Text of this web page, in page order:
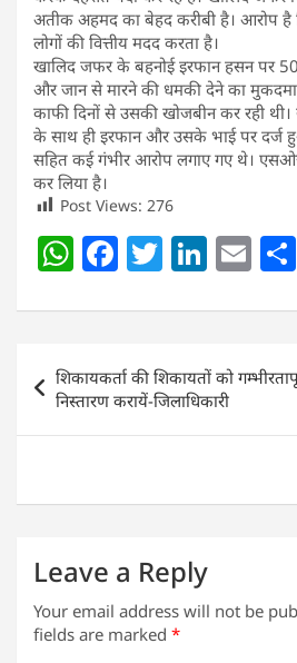
अतीक अहमद का बेहद करीबी है। आरोप
लोगों की वित्तीय मदद करता है।
खालिद जफर के बहनोई इरफान हसन पर
और जान से मारने की धमकी देने का मुकदमा
काफी दिनों से उसकी खोजबीन कर रही
के साथ ही इरफान और उसके भाई पर दर्ज
सहित कई गंभीर आरोप लगाए गए थे।
कर लिया है।
Post Views: 276
W
at
s
A
p
F
c
e
b
o
k
T
itt
er
Li
k
e
dI
n
E
ai
l
Post
navigation
शिकायकर्ता की शिकायतों को
निस्तारण करायें-जिलाधिकारी
Leave a Reply
Your email address will not be
fields are marked *